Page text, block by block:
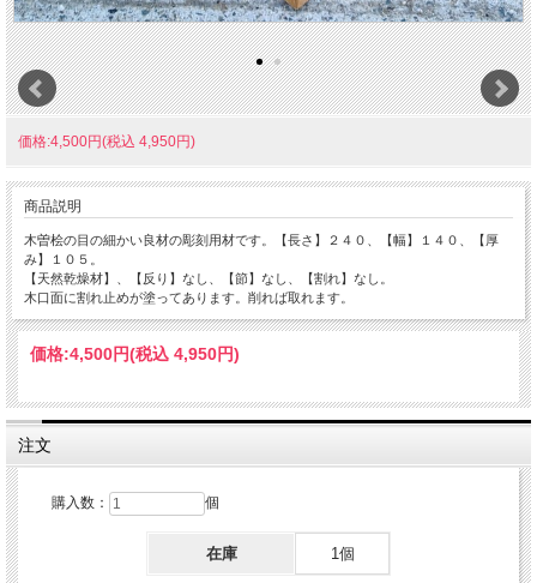
価格:4,500円(税込 4,950円)
商品説明
木曽桧の目の細かい良材の彫刻用材です。【長さ】２４０、【幅】１４０、【厚
み】１０５。
【天然乾燥材】、【反り】なし、【節】なし、【割れ】なし。
木口面に割れ止めが塗ってあります。削れば取れます。
価格:4,500円(税込 4,950円)
注文
購入数： 個
在庫 1個